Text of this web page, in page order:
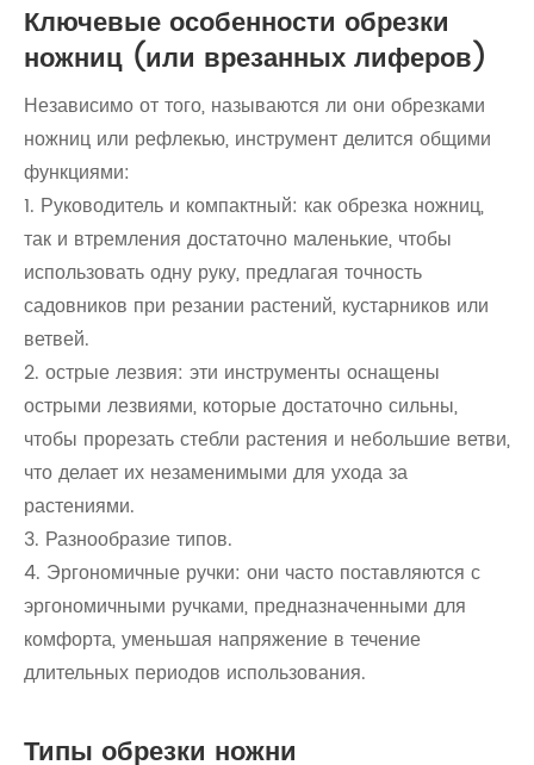
Ключевые особенности обрезки
ножниц (или врезанных лиферов)
Независимо от того, называются ли они обрезками
ножниц или рефлекью, инструмент делится общими
функциями:
1. Руководитель и компактный: как обрезка ножниц,
так и втремления достаточно маленькие, чтобы
использовать одну руку, предлагая точность
садовников при резании растений, кустарников или
ветвей.
2. острые лезвия: эти инструменты оснащены
острыми лезвиями, которые достаточно сильны,
чтобы прорезать стебли растения и небольшие ветви,
что делает их незаменимыми для ухода за
растениями.
3. Разнообразие типов.
4. Эргономичные ручки: они часто поставляются с
эргономичными ручками, предназначенными для
комфорта, уменьшая напряжение в течение
длительных периодов использования.
Типы обрезки ножни